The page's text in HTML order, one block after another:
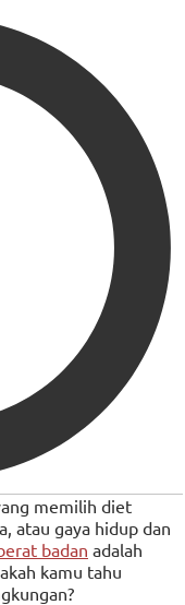
memilih diet
atau gaya hidup dan
badan adalah
kamu tahu